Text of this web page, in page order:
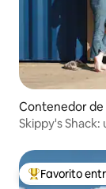
Contenedor
Skippy's
Favorito entre
Favorito